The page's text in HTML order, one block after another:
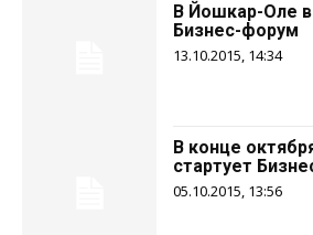
В Йошкар-Оле
Бизнес-форум
13.10.2015, 14:34
В конце
стартует
05.10.2015, 13:56